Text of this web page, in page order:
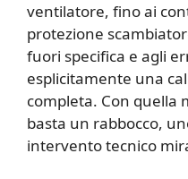
ventilatore, fino ai
protezione
fuori specifica e agli
esplicitamente una
completa. Con quella
basta un rabbocco,
intervento tecnico